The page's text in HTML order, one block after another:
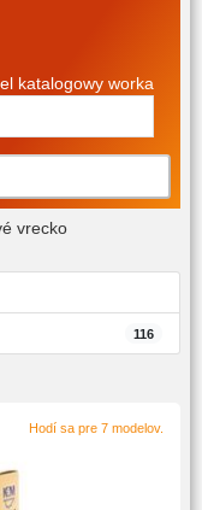
katalogowy worka
vrecko
116
Hodí sa pre 7 modelov.